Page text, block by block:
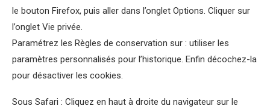
le bouton Firefox, puis aller dans l’onglet Options. Cliquer sur
l’onglet Vie privée.
Paramétrez les Règles de conservation sur : utiliser les
paramètres personnalisés pour l’historique. Enfin décochez-la
pour désactiver les cookies.
Sous Safari : Cliquez en haut à droite du navigateur sur le